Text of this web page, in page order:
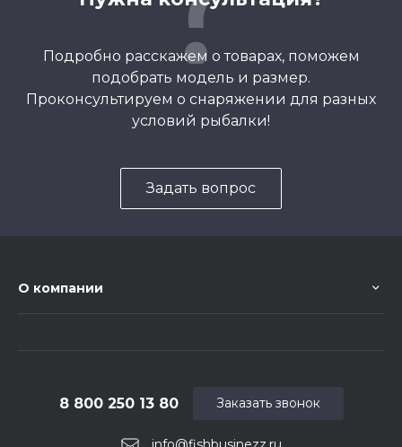
Подробно расскажем о товарах, поможем
подобрать модель и размер.
Проконсультируем о снаряжении для разных
условий рыбалки!
Задать вопрос
О компании
8 800 250 13 80 Заказать звонок